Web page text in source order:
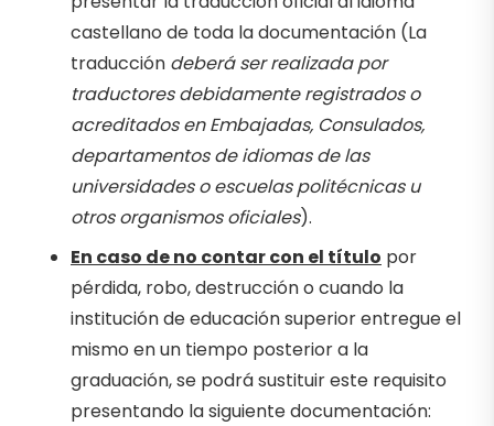
castellano de toda la documentación (La
traducción deberá ser realizada por
traductores debidamente registrados o
acreditados en Embajadas, Consulados,
departamentos de idiomas de las
universidades o escuelas politécnicas u
otros organismos oficiales).
En caso de no contar con el título por
pérdida, robo, destrucción o cuando la
institución de educación superior entregue el
mismo en un tiempo posterior a la
graduación, se podrá sustituir este requisito
presentando la siguiente documentación: